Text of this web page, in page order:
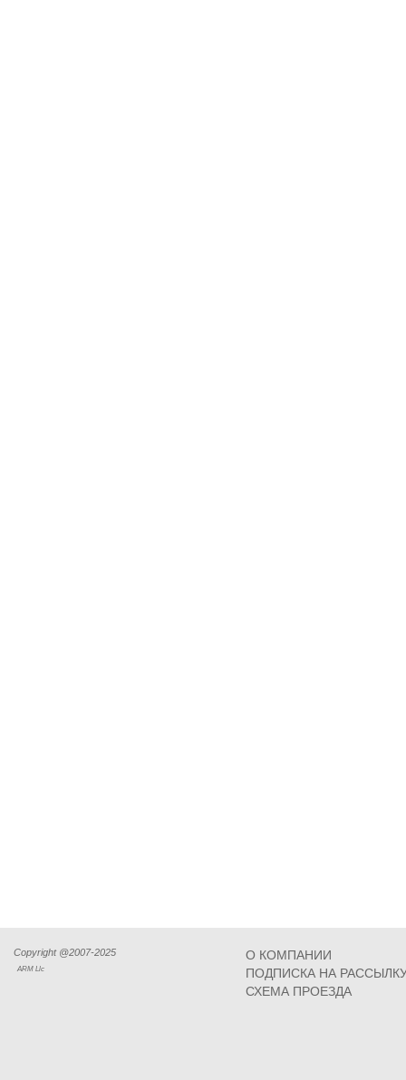
Copyright @2007-2025
ARM Llc
О КОМПАНИИ
ПОДПИСКА НА
СХЕМА ПРОЕЗДА